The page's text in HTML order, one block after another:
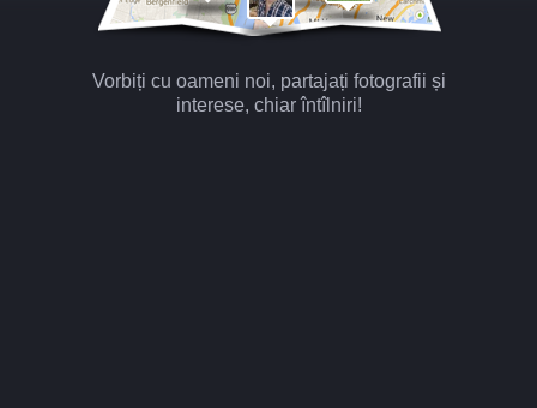
Vorbiți cu oameni noi, partajați fotografii și
interese, chiar întîlniri!